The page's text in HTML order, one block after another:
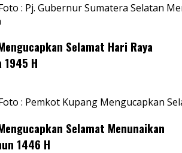
: Pj. Gubernur Sumatera Selatan
Selamat Hari Raya
1945 H
: Pemkot Kupang Mengucapkan
Selamat Menunaikan
1446 H